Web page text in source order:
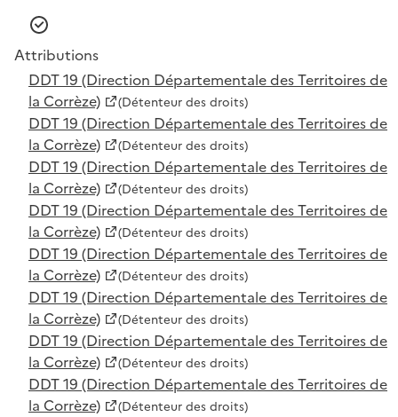
Attributions
DDT 19 (Direction Départementale des Territoires de
la Corrèze)
(Détenteur des droits)
DDT 19 (Direction Départementale des Territoires de
la Corrèze)
(Détenteur des droits)
DDT 19 (Direction Départementale des Territoires de
la Corrèze)
(Détenteur des droits)
DDT 19 (Direction Départementale des Territoires de
la Corrèze)
(Détenteur des droits)
DDT 19 (Direction Départementale des Territoires de
la Corrèze)
(Détenteur des droits)
DDT 19 (Direction Départementale des Territoires de
la Corrèze)
(Détenteur des droits)
DDT 19 (Direction Départementale des Territoires de
la Corrèze)
(Détenteur des droits)
DDT 19 (Direction Départementale des Territoires de
la Corrèze)
(Détenteur des droits)